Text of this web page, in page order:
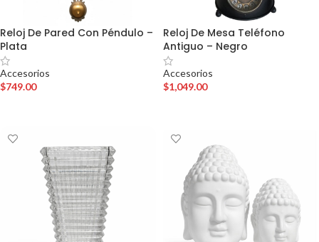
Reloj De Pared Con Péndulo –
Plata
Accesorios
$749.00
Reloj De Mesa Teléfono
Antiguo – Negro
Accesorios
$1,049.00